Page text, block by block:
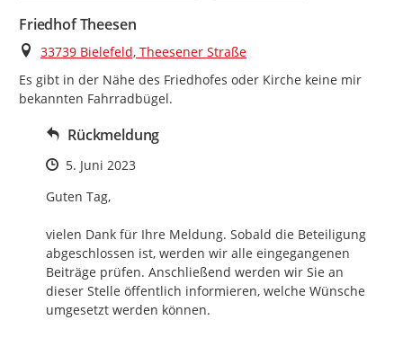
Friedhof Theesen
Ort
33739 Bielefeld, Theesener Straße
Es gibt in der Nähe des Friedhofes oder Kirche keine mir
bekannten Fahrradbügel.
Rückmeldung
Zeitpunkt des Erstellens
5. Juni 2023
Guten Tag,
vielen Dank für Ihre Meldung. Sobald die Beteiligung
abgeschlossen ist, werden wir alle eingegangenen
Beiträge prüfen. Anschließend werden wir Sie an
dieser Stelle öffentlich informieren, welche Wünsche
umgesetzt werden können.